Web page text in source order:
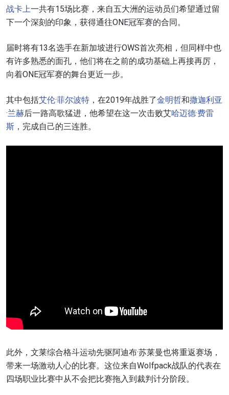
战卡上一共有15场比赛，来自五大洲的运动员们希望通过留
下一个深刻的印象，获得通往ONE冠军赛的合同。
届时将有13名选手在新加坡进行OWS首次亮相，但同样中也
有许多熟悉的面孔，他们将在之前的成功基础上再接再厉，
向着ONE冠军赛的舞台更近一步。
其中包括艾伦·菲尔波特 ，在2019年战胜了金明哲和撒迦利亚
·兰赫后一路高歌猛进，他希望在这一次击败艾哈迈德·费雷
斯 ，完成自己的三连胜。
此外，文莱综合格斗运动先驱阿迪布·苏莱曼也将重返赛场，
带来一场激动人心的比赛。这位来自Wolfpack战队的代表在
四场职业比赛中从不会把比赛拖入到裁判计分阶段。